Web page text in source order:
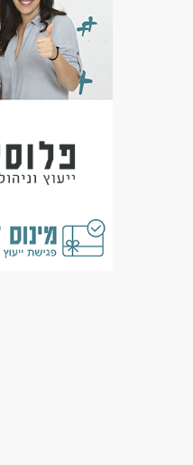
**ניתן להרחיב את היקף
או משפחה נוספת**
הפרויקט בפריסה ארצית ויש
בואו לעשות מעשה טוב ועל הדרך
חינוך, הוראה והדרכה - חונכות
משרה מפוצלת
עבודה כפרילאנסר.ית /